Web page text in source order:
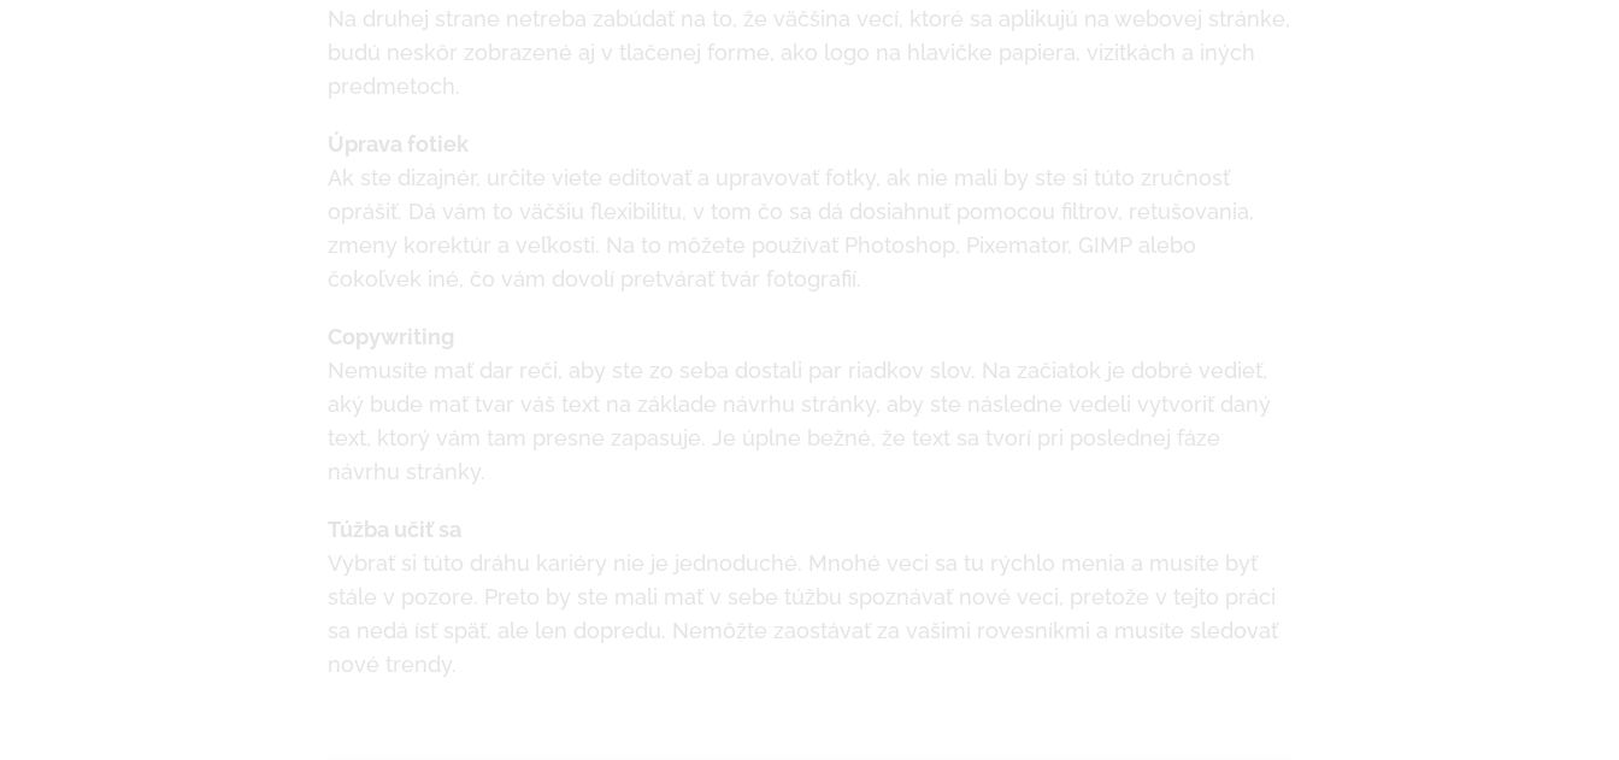
Na druhej strane netreba zabúdať na to, že väčšina vecí, ktoré sa aplikujú na webovej stránke,
budú neskôr zobrazené aj v tlačenej forme, ako logo na hlavičke papiera, vizitkách a iných
predmetoch.
Úprava fotiek
Ak ste dizajnér, určite viete editovať a upravovať fotky, ak nie mali by ste si túto zručnosť
oprášiť. Dá vám to väčšiu flexibilitu, v tom čo sa dá dosiahnuť pomocou filtrov, retušovania,
zmeny korektúr a veľkosti. Na to môžete používať Photoshop, Pixemator, GIMP alebo
čokoľvek iné, čo vám dovolí pretvárať tvár fotografií.
Copywriting
Nemusíte mať dar reči, aby ste zo seba dostali par riadkov slov. Na začiatok je dobré vedieť,
aký bude mať tvar váš text na základe návrhu stránky, aby ste následne vedeli vytvoriť daný
text, ktorý vám tam presne zapasuje. Je úplne bežné, že text sa tvorí pri poslednej fáze
návrhu stránky.
Túžba učiť sa
Vybrať si túto dráhu kariéry nie je jednoduché. Mnohé veci sa tu rýchlo menia a musíte byť
stále v pozore. Preto by ste mali mať v sebe túžbu spoznávať nové veci, pretože v tejto práci
sa nedá ísť späť, ale len dopredu. Nemôžte zaostávať za vašimi rovesníkmi a musíte sledovať
nové trendy.